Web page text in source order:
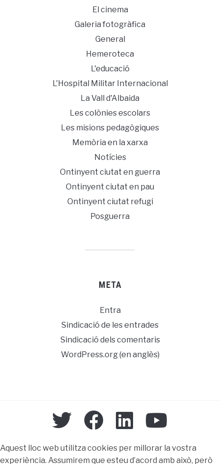
El cinema
Galeria fotogràfica
General
Hemeroteca
L'educació
L'Hospital Militar Internacional
La Vall d'Albaida
Les colònies escolars
Les misions pedagògiques
Memòria en la xarxa
Notícies
Ontinyent ciutat en guerra
Ontinyent ciutat en pau
Ontinyent ciutat refugi
Posguerra
META
Entra
Sindicació de les entrades
Sindicació dels comentaris
WordPress.org (en anglès)
Aquest lloc web utilitza cookies per millorar la vostra
experiència. Assumirem que esteu d’acord amb això, però